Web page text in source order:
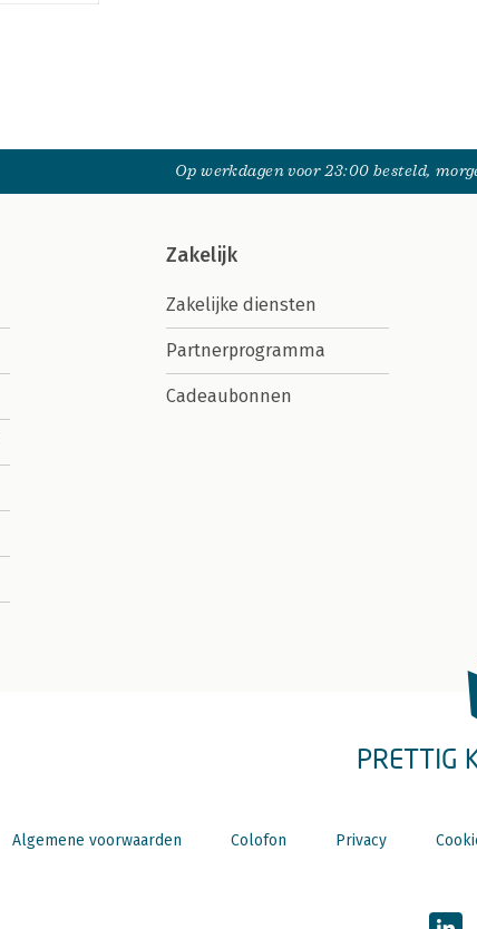
Op werkdagen voor 23:00 besteld,
Zakelijk
Zakelijke diensten
Partnerprogramma
Cadeaubonnen
PRETTIG
Algemene voorwaarden Colofon Privacy